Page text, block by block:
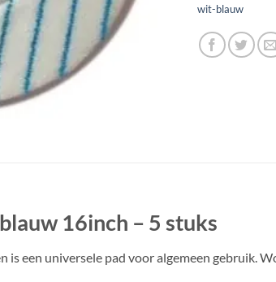
wit-blauw
16inch – 5 stuks
is een universele pad voor algemeen gebruik.